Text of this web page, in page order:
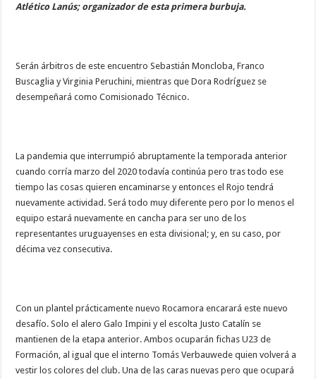
Atlético Lanús; organizador de esta primera burbuja.
Serán árbitros de este encuentro Sebastián Moncloba, Franco
Buscaglia y Virginia Peruchini, mientras que Dora Rodríguez se
desempeñará como Comisionado Técnico.
La pandemia que interrumpió abruptamente la temporada anterior
cuando corría marzo del 2020 todavía continúa pero tras todo ese
tiempo las cosas quieren encaminarse y entonces el Rojo tendrá
nuevamente actividad. Será todo muy diferente pero por lo menos el
equipo estará nuevamente en cancha para ser uno de los
representantes uruguayenses en esta divisional; y, en su caso, por
décima vez consecutiva.
Con un plantel prácticamente nuevo Rocamora encarará este nuevo
desafío. Solo el alero Galo Impini y el escolta Justo Catalín se
mantienen de la etapa anterior. Ambos ocuparán fichas U23 de
Formación, al igual que el interno Tomás Verbauwede quien volverá a
vestir los colores del club. Una de las caras nuevas pero que ocupará